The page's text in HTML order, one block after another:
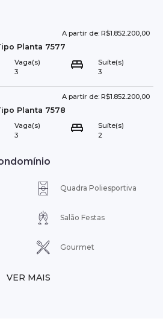
A partir de: R$1.852.200,00
Planta 7577
Vaga(s)
3
Suíte(s)
3
A partir de: R$1.852.200,00
Planta 7578
Vaga(s)
3
Suíte(s)
2
Quadra Poliesportiva
Salão Festas
Gourmet
VER MAIS